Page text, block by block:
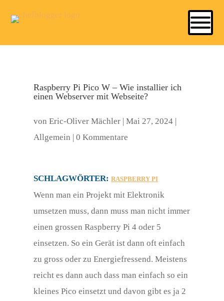
Raspberry Pi Pico W – Wie installier ich
einen Webserver mit Webseite?
vonEric-Oliver Mächler |Mai 27, 2024 |
Allgemein |0 Kommentare
SCHLAGWÖRTER:RASPBERRY PI
Wenn man ein Projekt mit Elektronik
umsetzen muss, dann muss man nicht immer
einen grossen Raspberry Pi 4 oder 5
einsetzen. So ein Gerät ist dann oft einfach
zu gross oder zu Energiefressend. Meistens
reicht es dann auch dass man einfach so ein
kleines Pico einsetzt und davon gibt es ja 2